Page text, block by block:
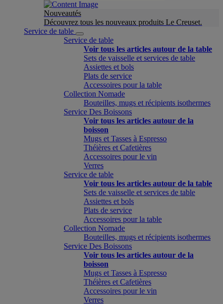
Nouveautés
Découvrez tous les nouveaux produits Le Creuset.
Service de table
Service de table
Voir tous les articles autour de la table
Sets de vaisselle et services de table
Assiettes et bols
Plats de service
Accessoires pour la table
Collection Nomade
Bouteilles, mugs et récipients isothermes
Service Des Boissons
Voir tous les articles autour de la
boisson
Mugs et Tasses à Espresso
Théières et Cafetières
Accessoires pour le vin
Verres
Service de table
Voir tous les articles autour de la table
Sets de vaisselle et services de table
Assiettes et bols
Plats de service
Accessoires pour la table
Collection Nomade
Bouteilles, mugs et récipients isothermes
Service Des Boissons
Voir tous les articles autour de la
boisson
Mugs et Tasses à Espresso
Théières et Cafetières
Accessoires pour le vin
Verres